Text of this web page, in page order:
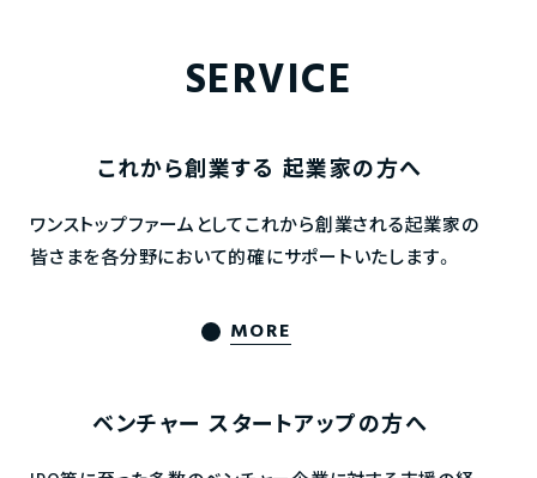
SERVICE
これから創業する 起業家の方へ
ワンストップファームとしてこれから創業される起業家の
皆さまを各分野において的確にサポートいたします。
MORE
ベンチャー スタートアップの方へ